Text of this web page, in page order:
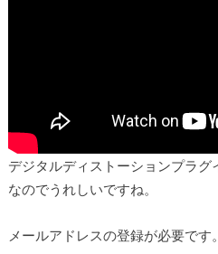
デジタルディストーションプラ
なのでうれしいですね。
メールアドレスの登録が必要です。